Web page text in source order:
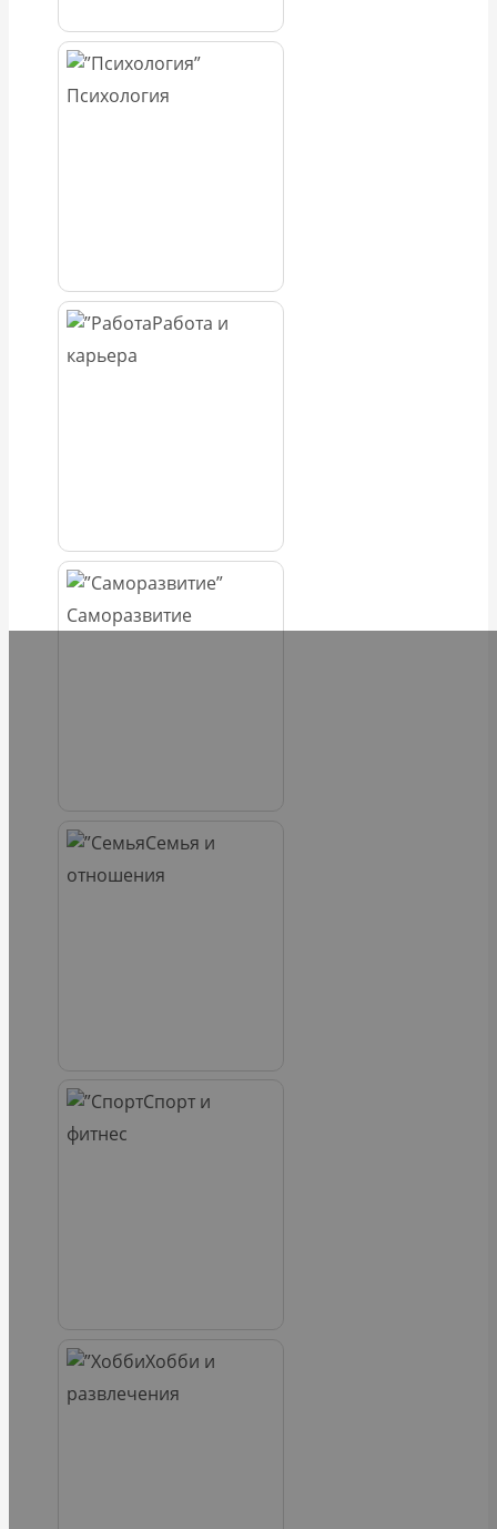
Психология
Работа и
карьера
Саморазвитие
Семья и
отношения
Спорт и
фитнес
Хобби и
развлечения